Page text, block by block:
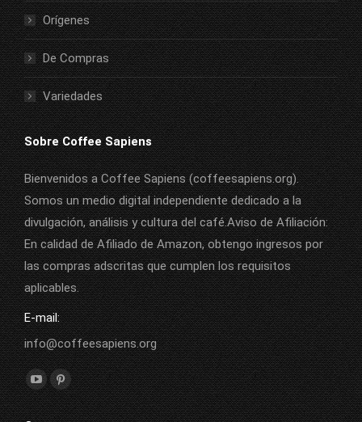
Orígenes
De Compras
Variedades
Sobre Coffee Sapiens
Bienvenidos a Coffee Sapiens (coffeesapiens.org).
Somos un medio digital independiente dedicado a la
divulgación, análisis y cultura del café.Aviso de Afiliación:
En calidad de Afiliado de Amazon, obtengo ingresos por
las compras adscritas que cumplen los requisitos
aplicables.
E-mail:
info@coffeesapiens.org
Find us on:
YouTube
page
Pinterest
page